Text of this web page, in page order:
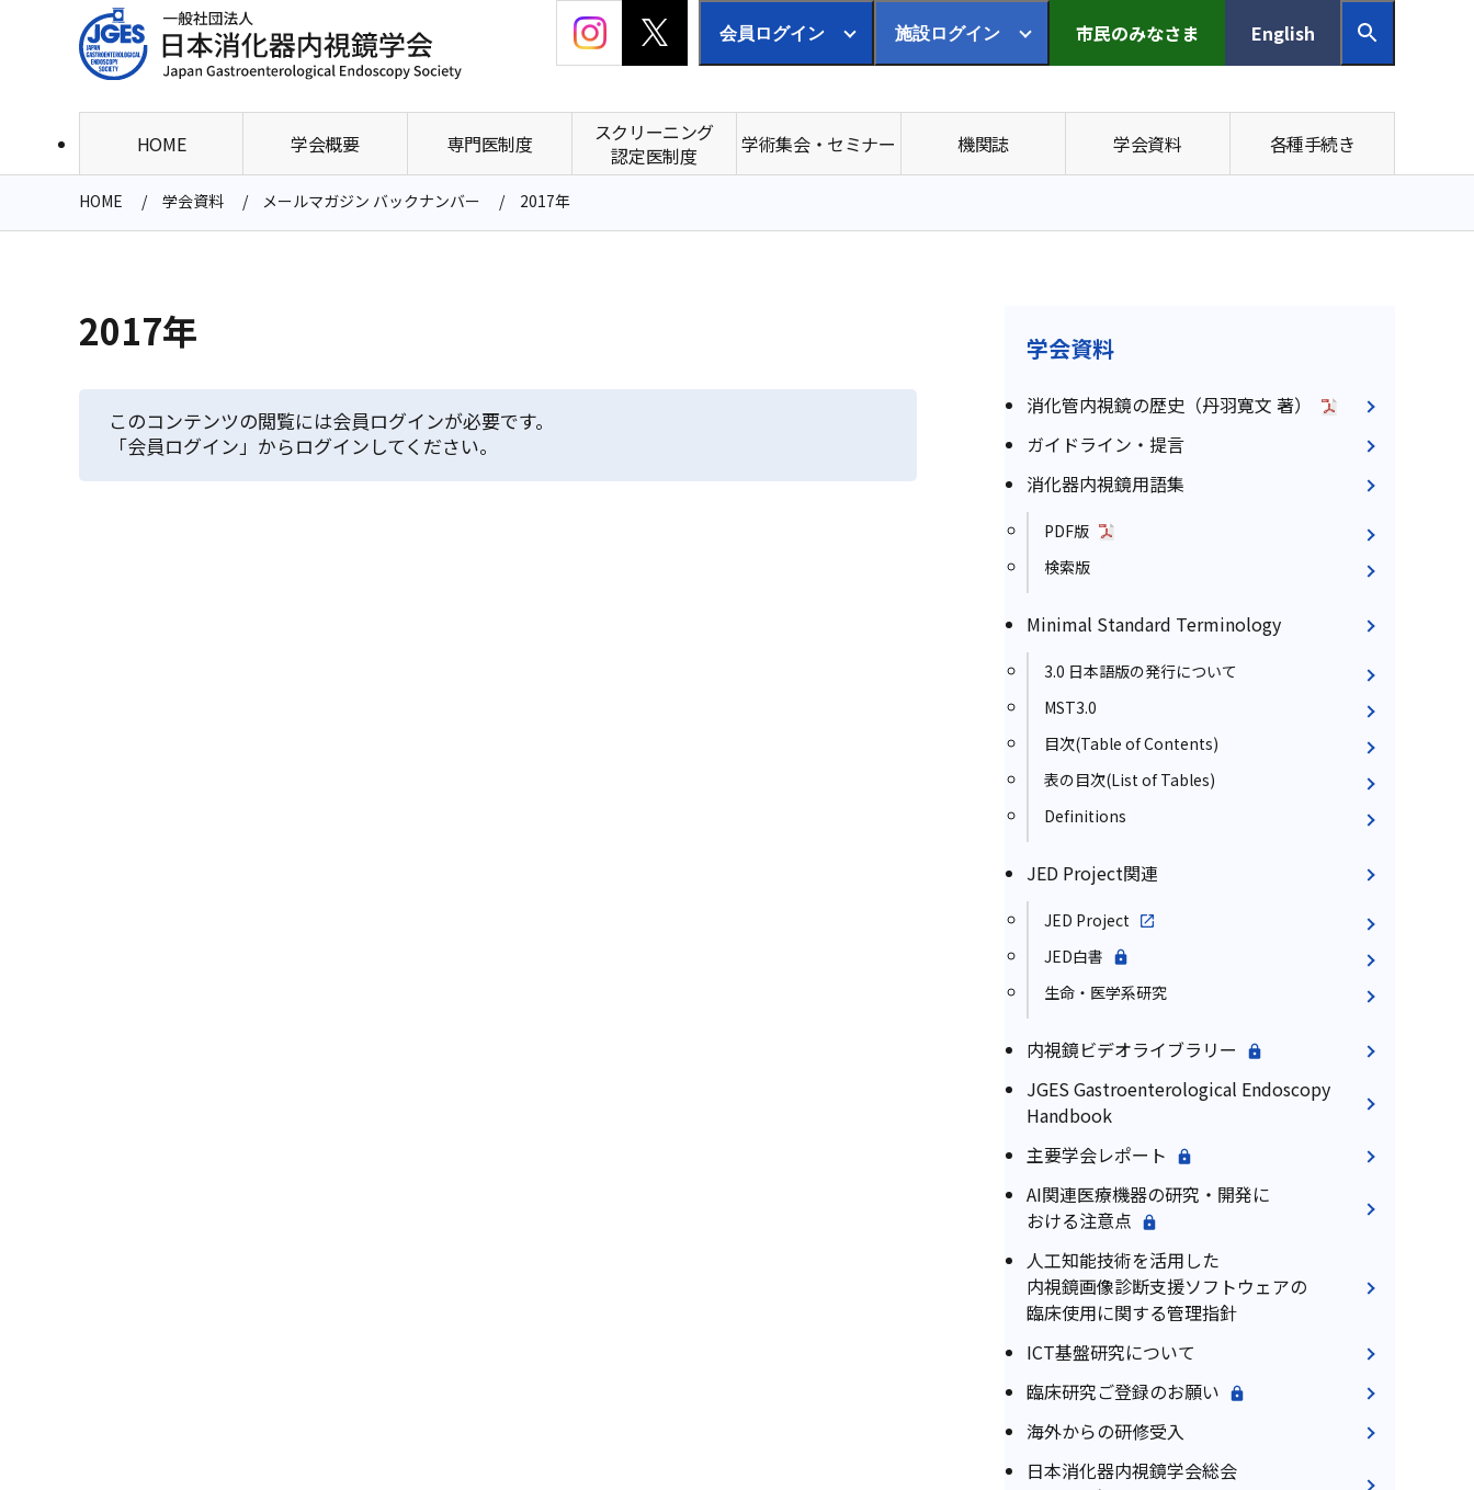
会員ログイン 施設ログイン 市民のみなさま English
HOME 学会概要 専門医制度
スクリーニング
認定医制度
学術集会・セミナー 機関誌 学会資料 各種手続き
HOME 学会資料 メールマガジン バックナンバー 2017年
2017年
このコンテンツの閲覧には会員ログインが必要です。
「会員ログイン」からログインしてください。
学会資料
消化管内視鏡の歴史（丹羽寛文 著）
ガイドライン・提言
消化器内視鏡用語集
PDF版
検索版
Minimal Standard Terminology
3.0 日本語版の発行について
MST3.0
目次(Table of Contents)
表の目次(List of Tables)
Definitions
JED Project関連
JED Project
JED白書
生命・医学系研究
内視鏡ビデオライブラリー
JGES Gastroenterological Endoscopy
Handbook
主要学会レポート
AI関連医療機器の研究・開発に
おける注意点
人工知能技術を活用した
内視鏡画像診断支援ソフトウェアの
臨床使用に関する管理指針
ICT基盤研究について
臨床研究ご登録のお願い
海外からの研修受入
日本消化器内視鏡学会総会